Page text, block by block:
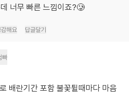
너무 빠른 느낌이죠?🥲
감해요 답글달기
빠
배란기간 포함 불꽃튈때마다 마음